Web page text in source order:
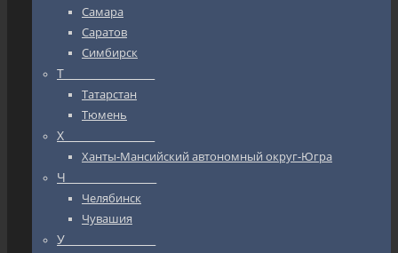
Самара
Саратов
Симбирск
Т_________________
Татарстан
Тюмень
Х_________________
Ханты-Мансийский автономный округ-Югра
Ч_________________
Челябинск
Чувашия
У_________________